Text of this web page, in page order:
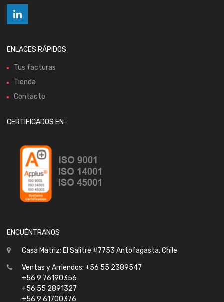
ENLACES RÁPIDOS
Tus facturas
Tienda
Contacto
CERTIFICADOS EN :
ENCUÉNTRANOS
Casa Matriz: El Salitre #7753 Antofagasta, Chile
Ventas y Arriendos: +56 55 2389547
+56 9 76190356
+56 55 2891327
+56 9 61700376